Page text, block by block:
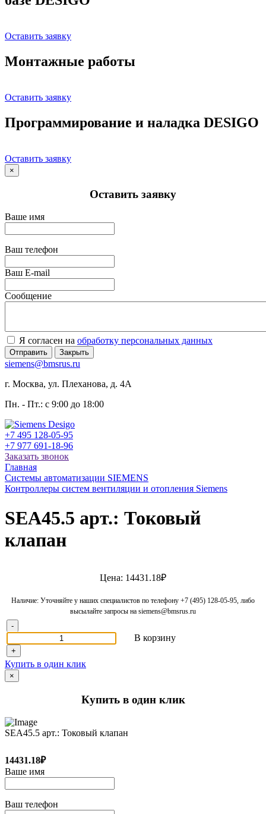
Оставить заявку
Монтажные работы
Оставить заявку
Программирование и наладка DESIGO
Оставить заявку
×
Оставить заявку
Ваше имя
Ваш телефон
Ваш E-mail
Сообщение
Я согласен на обработку персональных данных
Отправить Закрыть
siemens@bmsrus.ru
г. Москва, ул. Плеханова, д. 4А
Пн. - Пт.: c 9:00 до 18:00
+7 495 128-05-95
+7 977 691-18-96
Заказать звонок
Главная
Системы автоматизации SIEMENS
Контроллеры систем вентиляции и отопления Siemens
SEA45.5 арт.: Токовый
клапан
Цена: 14431.18₽
Наличие: Уточняйте у наших специалистов по телефону +7 (495) 128-05-95, либо
высылайте запросы на siemens@bmsrus.ru
-
+
В корзину
Купить в один клик
×
Купить в один клик
SEA45.5 арт.: Токовый клапан
14431.18₽
Ваше имя
Ваш телефон